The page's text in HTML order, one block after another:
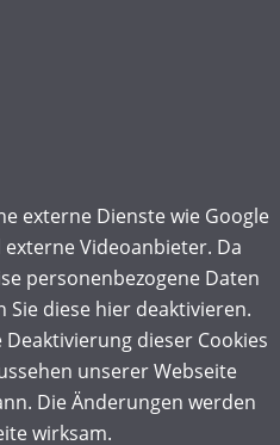
externe Dienste wie Google
Videoanbieter. Da
personenbezogene Daten
diese hier deaktivieren.
dieser Cookies
unserer Webseite
Die Änderungen werden
wirksam.